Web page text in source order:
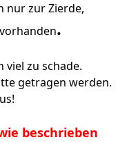
nur zur Zierde,
.
viel zu schade.
getragen werden.
beschrieben